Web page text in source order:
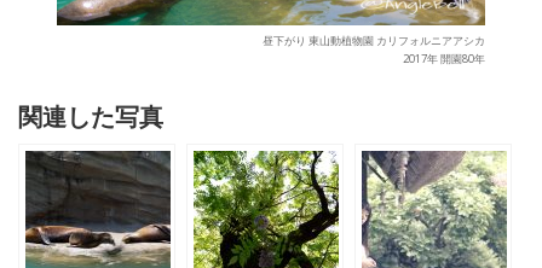
昼下がり 東山動植物園 カリフォルニアアシカ
2017年 開園80年
関連した写真